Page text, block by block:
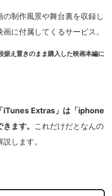
の制作風景や舞台裏を収録し
に付属してくるサービス。
え置きのまま購入した映画本編に
「iTunes Extras」は「iphone
ます。 これだけだとなんの
します。